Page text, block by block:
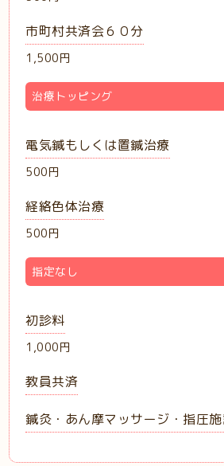
市町村共済会６０分
1,500円
治療トッピング
電気鍼もしくは置鍼治療
500円
経絡色体治療
500円
指定なし
初診料
1,000円
教員共済
鍼灸・あん摩マッサージ・指圧